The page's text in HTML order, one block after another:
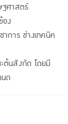
ฐศาสตร์
ง
การ ช่างเทคนิค
ต้นสังกัด โดยมี
ด